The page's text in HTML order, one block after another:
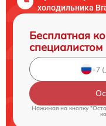
холодильника
Бесплатная
специалистом
Нажимая на кнопку